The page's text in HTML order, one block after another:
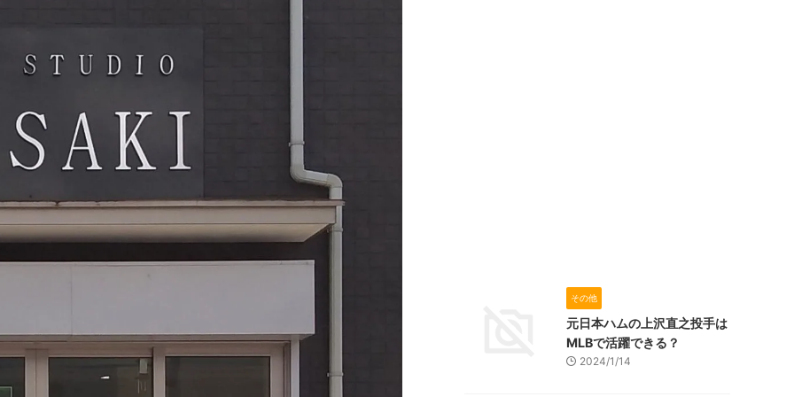
その他
元日本ハムの上沢直之投手は
MLBで活躍できる？
2024/1/14